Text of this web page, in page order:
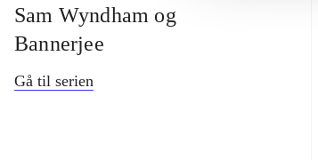
Sam Wyndham og
Bannerjee
Gå til serien